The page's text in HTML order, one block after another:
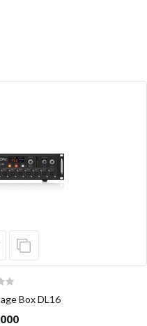
Box DL16